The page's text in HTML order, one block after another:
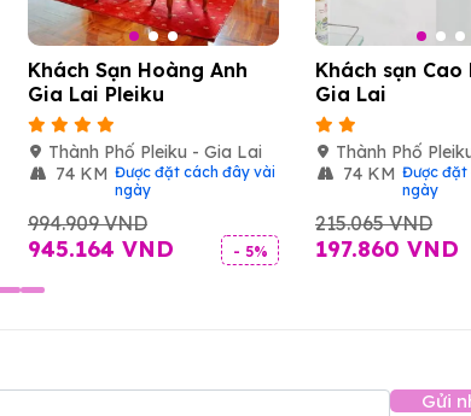
Khách Sạn Hoàng Anh
Gia Lai Pleiku
Thành Phố Pleiku - Gia Lai
74 KM Được đặt cách đây vài
ngày
994.909 VND
945.164 VND - 5%
Khách sạn Cao
Gia Lai
Thành Phố
74 KM Được đặt
ngày
215.065 VND
197.860 VND
Gửi